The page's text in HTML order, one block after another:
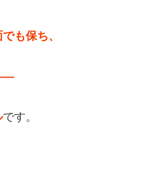
も保ち、
です。